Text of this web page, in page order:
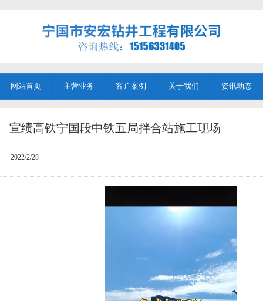
网站首页 主营业务 客户案例 关于我们 资讯动态
宣绩高铁宁国段中铁五局拌合站施工现场
2022/2/28